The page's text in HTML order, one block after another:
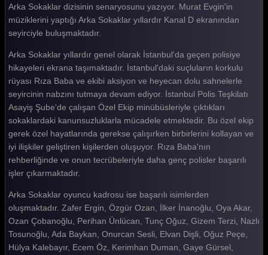
Arka Sokaklar 523. Bölüm
Arka Sokaklar 522. Bölüm
Arka Sokaklar 520. Bölüm
Arka Sokaklar 519. Bölüm
Arka Sokaklar 518. Bölüm
Arka Sokaklar 517. Bölüm
Arka Sokaklar 516. Bölüm
Arka Sokaklar 515. Bölüm
Arka Sokaklar 514. Bölüm
Arka Sokaklar 513. Bölüm
Arka Sokaklar 512. Bölüm
Arka Sokaklar dizisinin senaryosunu yazıyor. Murat Evgin'in
müziklerini yaptığı Arka Sokaklar yıllardır Kanal D ekranından
seyirciyle buluşmaktadır.
Arka Sokaklar yıllardır genel olarak İstanbul'da geçen polisiye
hikayeleri ekrana taşımaktadır. İstanbul'daki suçluların korkulu
rüyası Rıza Baba ve ekibi aksiyon ve heyecan dolu sahnelerle
seyircinin nabzını tutmaya devam ediyor. İstanbul Polis Teşkilatı
Asayiş Şube'de çalışan Özel Ekip minübüsleriyle çıktıkları
sokaklardaki kanunsuzluklarla mücadele etmektedir. Bu özel ekip
gerek özel hayatlarında gerekse çalışırken birbirlerini kollayan ve
iyi ilişkiler geliştiren kişilerden oluşuyor. Rıza Baba'nın
rehberliğinde ve onun tecrübeleriyle daha genç polisler başarılı
işler çıkarmaktadır.
Arka Sokaklar oyuncu kadrosu ise başarılı isimlerden
oluşmaktadır. Zafer Ergin, Özgür Ozan, İlker İnanoğlu, Oya Akar,
Ozan Çobanoğlu, Perihan Ünlücan, Tunç Oğuz, Gizem Terzi, Nazlı
Tosunoğlu, Ada Baykan, Onurcan Sesli, Elvan Dişli, Oğuz Peçe,
Hülya Kalebayır, Ecem Öz, Kerimhan Duman, Gaye Gürsel,